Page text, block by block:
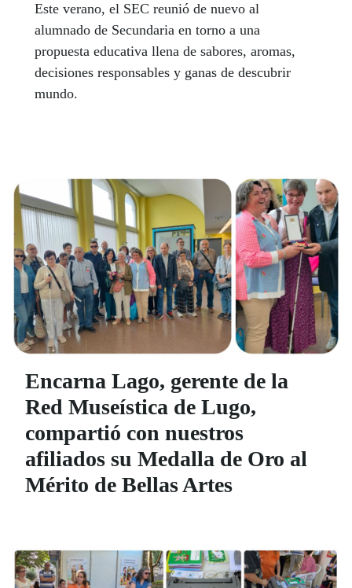
Este verano, el SEC reunió de nuevo al
alumnado de Secundaria en torno a una
propuesta educativa llena de sabores, aromas,
decisiones responsables y ganas de descubrir
mundo.
Encarna Lago, gerente de la
Red Museística de Lugo,
compartió con nuestros
afiliados su Medalla de Oro al
Mérito de Bellas Artes